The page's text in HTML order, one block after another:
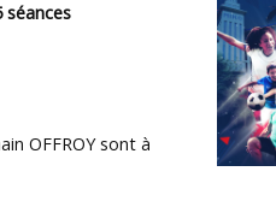
séances
OFFROY sont à